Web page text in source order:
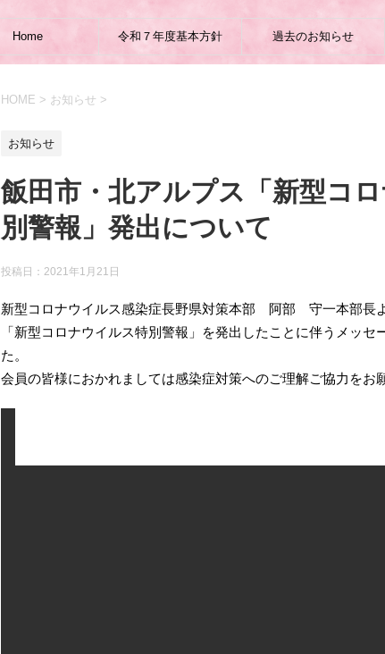
Home 令和７年度基本方針 過去のお知らせ
HOME > お知らせ >
お知らせ
飯田市・北アルプス「新型コ
別警報」発出について
投稿日： 2021年1月21日
新型コロナウイルス感染症長野県対策本部 阿部 守一本部長
「新型コロナウイルス特別警報」を発出したことに伴うメッセ
た。
会員の皆様におかれましては感染症対策へのご理解ご協力をお